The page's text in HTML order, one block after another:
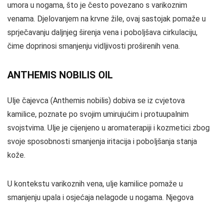
umora u nogama, što je često povezano s varikoznim
venama. Djelovanjem na krvne žile, ovaj sastojak pomaže u
sprječavanju daljnjeg širenja vena i poboljšava cirkulaciju,
čime doprinosi smanjenju vidljivosti proširenih vena.
ANTHEMIS NOBILIS OIL
Ulje čajevca (Anthemis nobilis) dobiva se iz cvjetova
kamilice, poznate po svojim umirujućim i protuupalnim
svojstvima. Ulje je cijenjeno u aromaterapiji i kozmetici zbog
svoje sposobnosti smanjenja iritacija i poboljšanja stanja
kože.
U kontekstu varikoznih vena, ulje kamilice pomaže u
smanjenju upala i osjećaja nelagode u nogama. Njegova